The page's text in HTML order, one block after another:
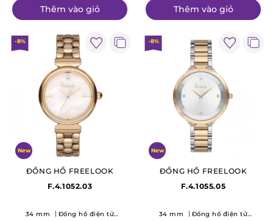
Thêm vào giỏ Thêm vào giỏ
-8%
New
ĐỒNG HỒ FREELOOK
F.4.1052.03
34 mm
Đồng hồ điện tử
-8%
New
ĐỒNG HỒ FREELOOK
F.4.1055.05
34 mm
Đồng hồ điện tử